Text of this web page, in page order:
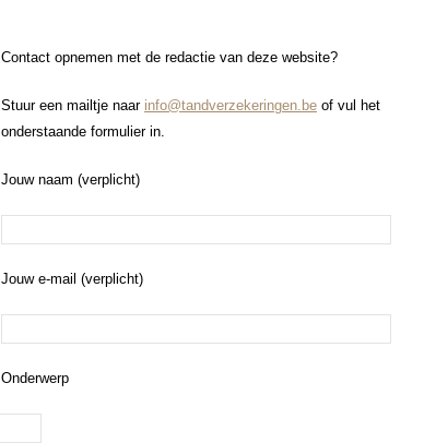
Contact opnemen met de redactie van deze website?
Stuur een mailtje naar info@tandverzekeringen.be of vul het
onderstaande formulier in.
Jouw naam (verplicht)
Jouw e-mail (verplicht)
Onderwerp